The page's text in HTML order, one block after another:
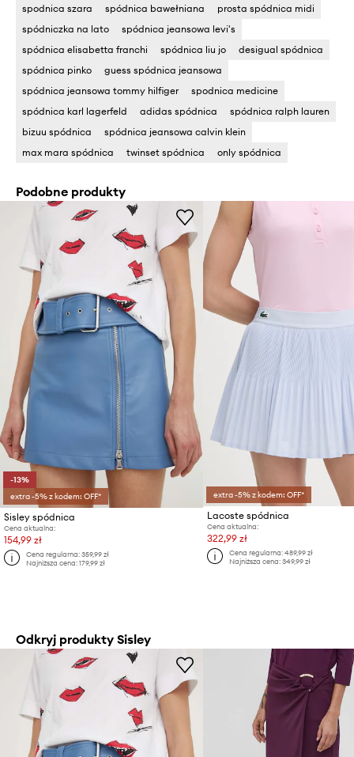
spodnica szara spódnica bawełniana
prosta spódnica midi
spódniczka na lato
spódnica jeansowa levi's
spódnica elisabetta franchi
spódnica liu jo
desigual spódnica
spódnica pinko
guess spódnica jeansowa
spódnica jeansowa tommy hilfiger
spodnica medicine
spódnica karl lagerfeld
adidas spódnica
spódnica ralph lauren
bizuu spódnica
spódnica jeansowa calvin klein
max mara spódnica
twinset spódnica only spódnica
Podobne produkty
-13%
extra -5% z kodem: OFF*
Sisley spódnica
Cena aktualna:
154,99 zł
Cena regularna:359,99 zł
Najniższa cena:179,99 zł
extra -5% z kodem: OFF*
Lacoste spódnica
Cena aktualna:
322,99 zł
Cena regularna:489,99 zł
Najniższa cena:349,99 zł
Odkryj produkty Sisley